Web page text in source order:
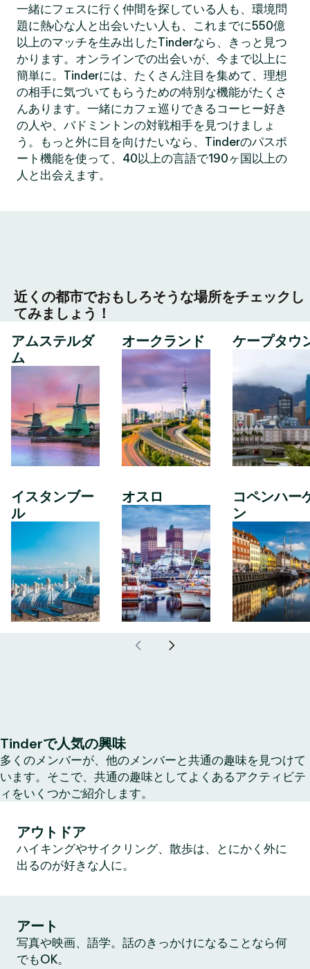
一緒にフェスに行く仲間を探している人も、環境問
題に熱心な人と出会いたい人も、これまでに550億
以上のマッチを生み出したTinderなら、きっと見つ
かります。オンラインでの出会いが、今まで以上に
簡単に。Tinderには、たくさん注目を集めて、理想
の相手に気づいてもらうための特別な機能がたくさ
んあります。一緒にカフェ巡りできるコーヒー好き
の人や、バドミントンの対戦相手を見つけましょ
う。もっと外に目を向けたいなら、Tinderのパスポ
ート機能を使って、40以上の言語で190ヶ国以上の
人と出会えます。
近くの都市でおもしろそうな場所をチェックし
てみましょう！
アムステルダ
ム
イスタンブー
ル
オークランド
オスロ
ケープタウ
コペンハー
ン
Tinderで人気の興味
多くのメンバーが、他のメンバーと共通の趣味を見つけて
います。そこで、共通の趣味としてよくあるアクティビテ
ィをいくつかご紹介します。
アウトドア
ハイキングやサイクリング、散歩は、とにかく外に
出るのが好きな人に。
アート
写真や映画、語学。話のきっかけになることなら何
でもOK。